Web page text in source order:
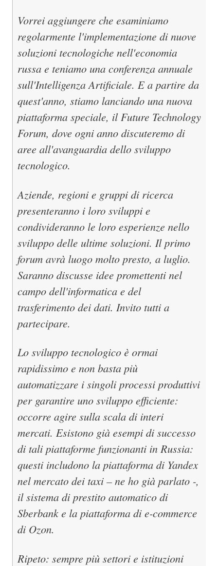
Vorrei aggiungere che esaminiamo
regolarmente l'implementazione di nuove
soluzioni tecnologiche nell'economia
russa e teniamo una conferenza annuale
sull'Intelligenza Artificiale. E a partire da
quest'anno, stiamo lanciando una nuova
piattaforma speciale, il Future Technology
Forum, dove ogni anno discuteremo di
aree all'avanguardia dello sviluppo
tecnologico.
Aziende, regioni e gruppi di ricerca
presenteranno i loro sviluppi e
condivideranno le loro esperienze nello
sviluppo delle ultime soluzioni. Il primo
forum avrà luogo molto presto, a luglio.
Saranno discusse idee promettenti nel
campo dell'informatica e del
trasferimento dei dati. Invito tutti a
partecipare.
Lo sviluppo tecnologico è ormai
rapidissimo e non basta più
automatizzare i singoli processi produttivi
per garantire uno sviluppo efficiente:
occorre agire sulla scala di interi
mercati. Esistono già esempi di successo
di tali piattaforme funzionanti in Russia:
questi includono la piattaforma di Yandex
nel mercato dei taxi – ne ho già parlato -,
il sistema di prestito automatico di
Sberbank e la piattaforma di e-commerce
di Ozon.
Ripeto: sempre più settori e istituzioni